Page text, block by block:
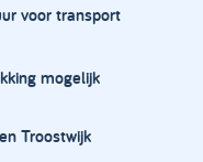
voor transport
mogelijk
Troostwijk